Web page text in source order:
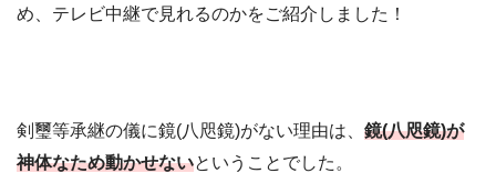
め、テレビ中継で見れるのかをご紹介しました！
剣璽等承継の儀に鏡(八咫鏡)がない理由は、 鏡(八咫鏡)が
神体なため動かせないということでした。